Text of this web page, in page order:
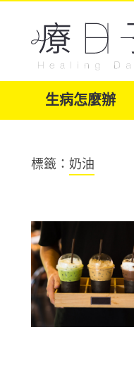
生病怎麼辦
標籤： 奶油